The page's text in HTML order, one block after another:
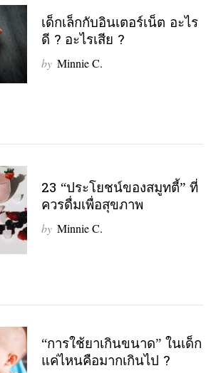
เด็กเล็กกับอินเตอร์เน็ต อะไร
ดี ? อะไรเสีย ?
by Minnie C.
23 “ประโยชน์ของสมูทตี้” ที่
ควรดื่มเพื่อสุขภาพ
by Minnie C.
“การใช้ยาเกินขนาด” ในเด็ก
แค่ไหนคือมากเกินไป ?